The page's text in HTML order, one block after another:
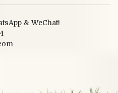
& WeChat!